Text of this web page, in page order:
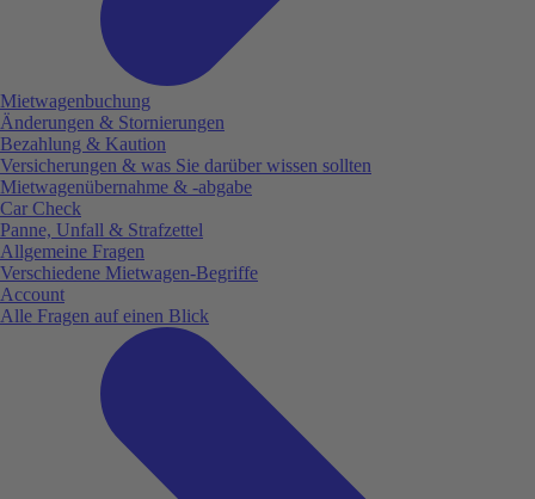
Mietwagenbuchung
Änderungen & Stornierungen
Bezahlung & Kaution
Versicherungen & was Sie darüber wissen sollten
Mietwagenübernahme & -abgabe
Car Check
Panne, Unfall & Strafzettel
Allgemeine Fragen
Verschiedene Mietwagen-Begriffe
Account
Alle Fragen auf einen Blick